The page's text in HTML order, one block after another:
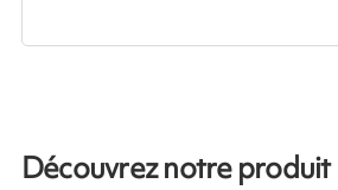
Découvrez notre produit